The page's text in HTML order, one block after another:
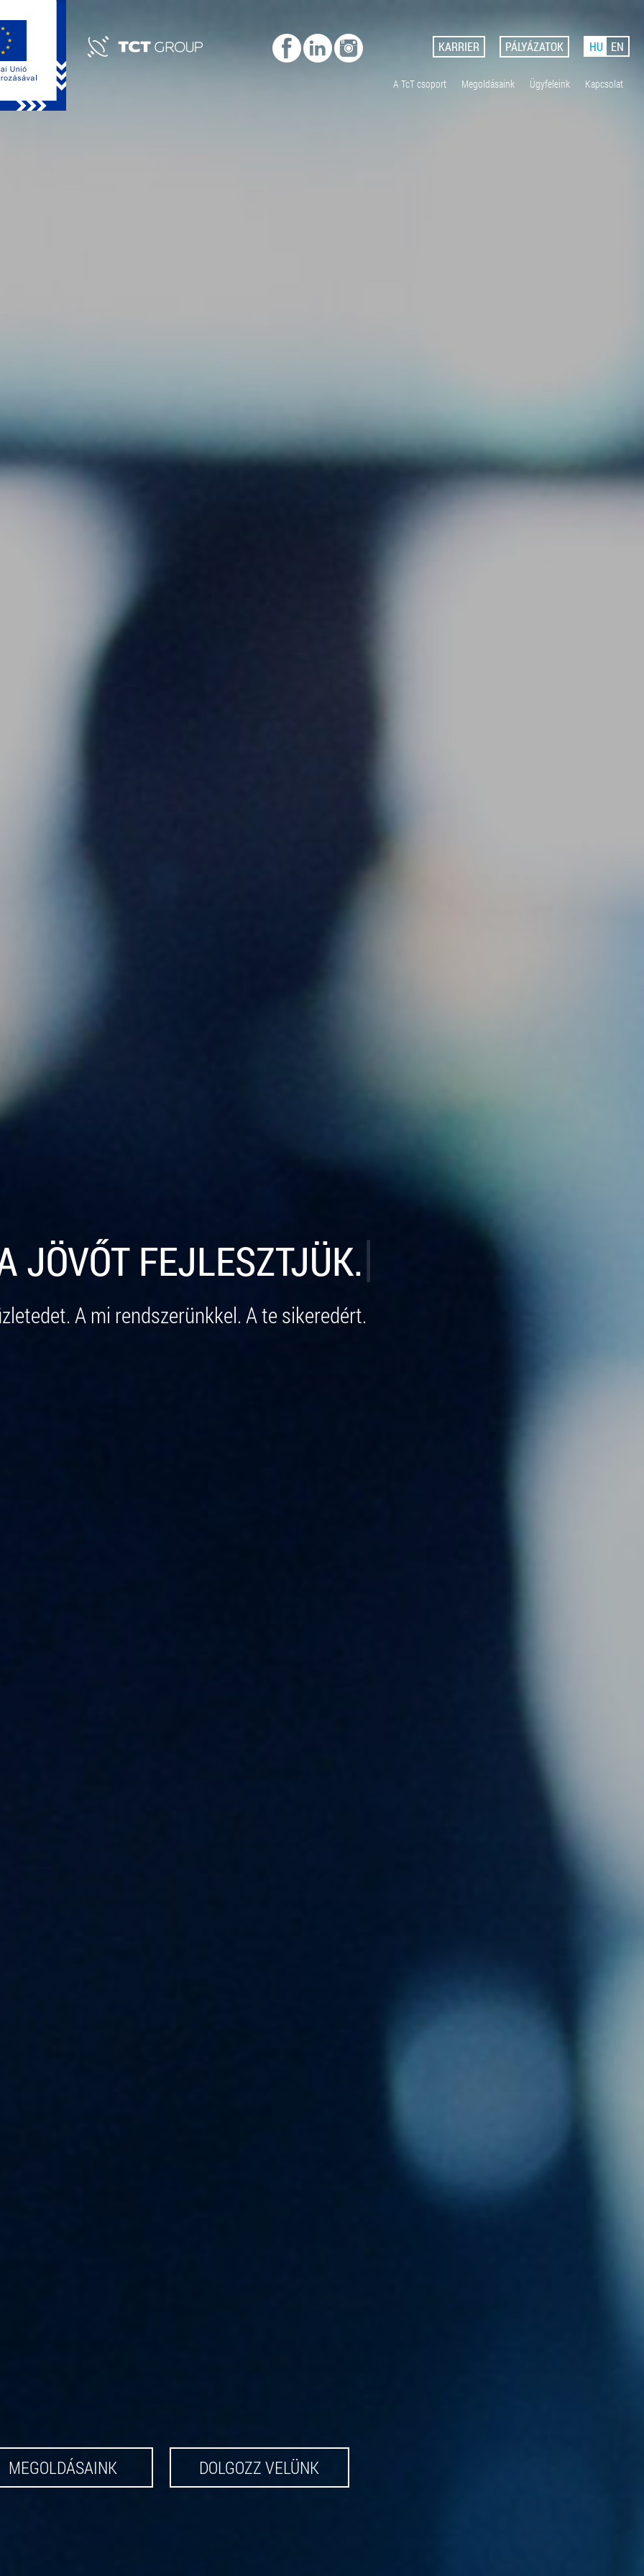
HU EN
PÁLYÁZATOK
KARRIER
A TcT csoport Megoldásaink Ügyfeleink Kapcsolat
MI A JÖ|
A mi rendszerünkkel. A te sikeredért.
MEGOLDÁSAINK DOLGOZZ VELÜNK